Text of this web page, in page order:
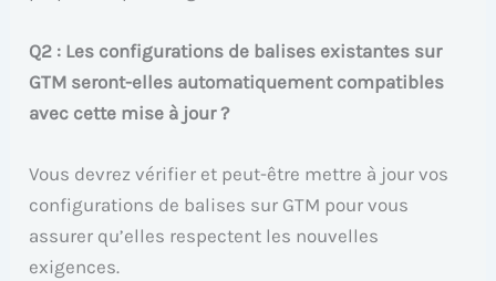
Q2 : Les configurations de balises existantes sur
GTM seront-elles automatiquement compatibles
avec cette mise à jour ?
Vous devrez vérifier et peut-être mettre à jour vos
configurations de balises sur GTM pour vous
assurer qu’elles respectent les nouvelles
exigences.